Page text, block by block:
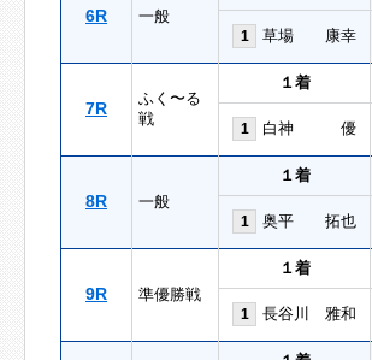
6R 一般
1 草場 康幸
7R
ふく〜る
戦
１着
1 白神 優
8R 一般
１着
1 奥平 拓也
9R 準優勝戦
１着
1 長谷川 雅和